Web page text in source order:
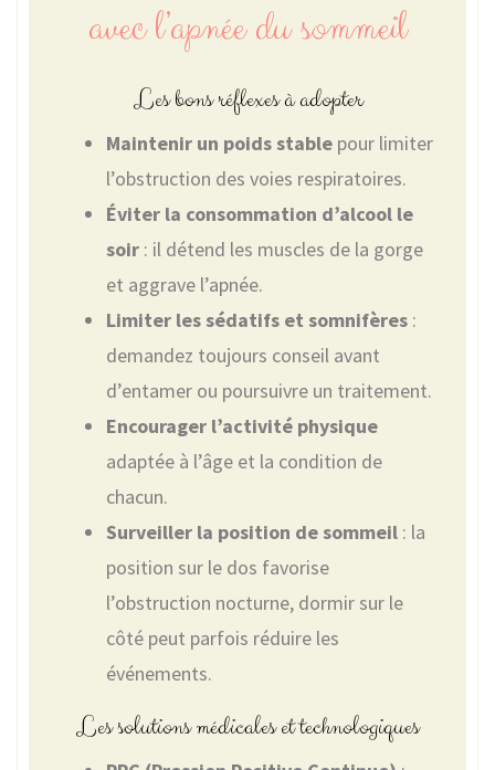
avec l’apnée du sommeil
Les bons réflexes à adopter
Maintenir un poids stable pour limiter
l’obstruction des voies respiratoires.
Éviter la consommation d’alcool le
soir : il détend les muscles de la gorge
et aggrave l’apnée.
Limiter les sédatifs et somnifères :
demandez toujours conseil avant
d’entamer ou poursuivre un traitement.
Encourager l’activité physique
adaptée à l’âge et la condition de
chacun.
Surveiller la position de sommeil : la
position sur le dos favorise
l’obstruction nocturne, dormir sur le
côté peut parfois réduire les
événements.
Les solutions médicales et technologiques